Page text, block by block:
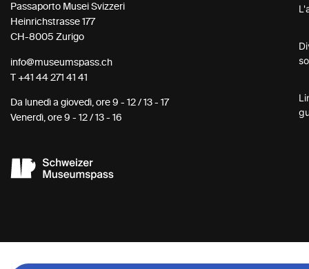
Passaporto Musei Svizzeri
Heinrichstrasse 177
CH-8005 Zurigo
info@museumspass.ch
T +41 44 271 41 41
Da lunedì a giovedì, ore 9 - 12 / 13 - 17
Venerdì, ore 9 - 12 / 13 - 16